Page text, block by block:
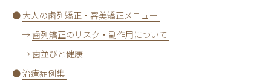
● 大人の歯列矯正・審美矯正メニュー
→ 歯列矯正のリスク・副作用について
→ 歯並びと健康
●治療症例集